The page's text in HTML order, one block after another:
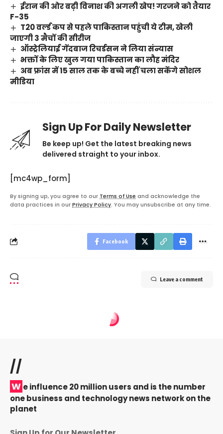
ईरान की ओर बढ़ी विनाश की अगली खेप! गरजने को तैयार
F-35
T20 वर्ल्ड कप से पहले पाकिस्तान पहुंची ये टीम, खेली
जाएगी 3 मैचों की सीरीज
ऑस्ट्रेलियाई गेंदबाज रिचर्डसन ने लिया संन्यास
भक्तों के लिए खुल गया पाकिस्तान का लौह मंदिर
अब फ्रांस में 15 साल तक के बच्चे नहीं चला सकेंगे सोशल
मीडिया
Sign Up For Daily Newsletter
Be keep up! Get the latest breaking news
delivered straight to your inbox.
[mc4wp_form]
By signing up, you agree to our Terms of Use and acknowledge the
data practices in our Privacy Policy. You may unsubscribe at any time.
Facebook
Leave a comment
//
W e influence 20 million users and is the number
one business and technology news network on the
planet